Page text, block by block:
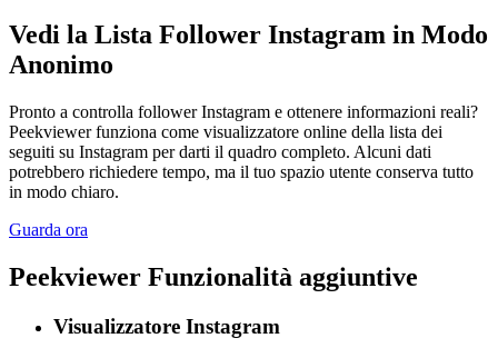
Vedi la Lista Follower Instagram in Modo
Anonimo
Pronto a controlla follower Instagram e ottenere informazioni reali?
Peekviewer funziona come visualizzatore online della lista dei
seguiti su Instagram per darti il quadro completo. Alcuni dati
potrebbero richiedere tempo, ma il tuo spazio utente conserva tutto
in modo chiaro.
Guarda ora
Peekviewer Funzionalità aggiuntive
Visualizzatore Instagram